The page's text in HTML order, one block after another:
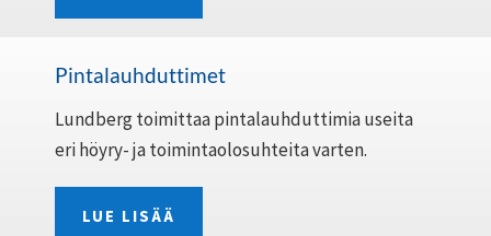
Pintalauhduttimet
Lundberg toimittaa pintalauhduttimia useita
eri höyry- ja toimintaolosuhteita varten.
LUE LISÄÄ